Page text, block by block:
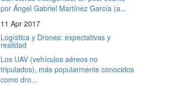
por Ángel Gabriel Martínez García (a...
11 Apr 2017
Logística y Drones: expectativas y
realidad
Los UAV (vehículos aéreos no
tripulados), más popularmente conocidos
como dro...